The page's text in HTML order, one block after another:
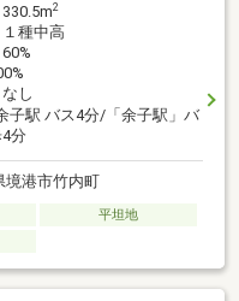
2
種中高
し
子駅 バス4分/「余子駅」バ
分
境港市竹内町
平坦地